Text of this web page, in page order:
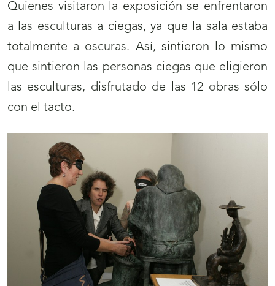
Quienes visitaron la exposición se enfrentaron
a las esculturas a ciegas, ya que la sala estaba
totalmente a oscuras. Así, sintieron lo mismo
que sintieron las personas ciegas que eligieron
las esculturas, disfrutado de las 12 obras sólo
con el tacto.